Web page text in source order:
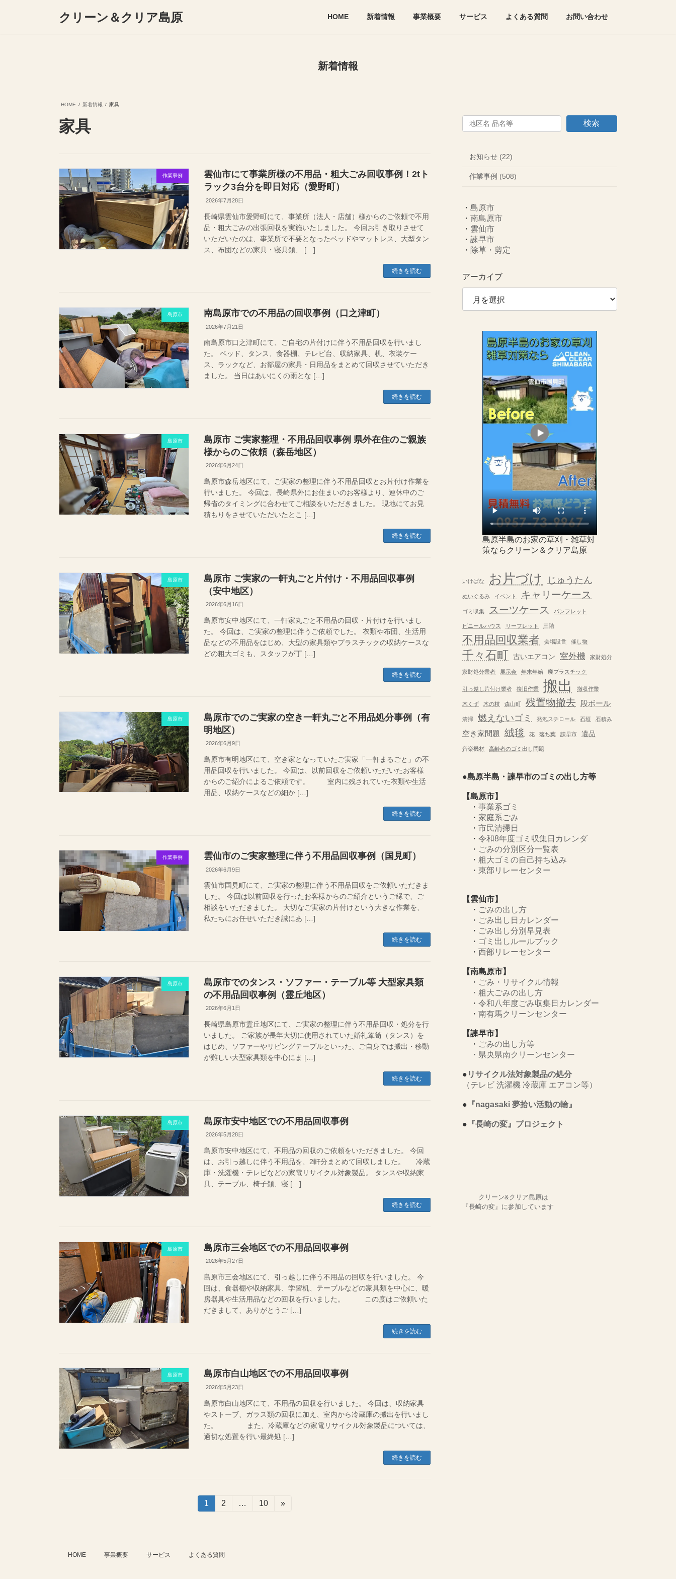
クリーン＆クリア島原 HOME 新着情報 事業概要 サービス よくある質問 お問い合わせ
新着情報
HOME 新着情報 家具
家具
作業事例
雲仙市にて事業所様の不用品・粗大ごみ回収事例！2tト
ラック3台分を即日対応（愛野町）
2026年7月28日
長崎県雲仙市愛野町にて、事業所（法人・店舗）様からのご依頼で不用
品・粗大ごみの出張回収を実施いたしました。 今回お引き取りさせて
いただいたのは、事業所で不要となったベッドやマットレス、大型タン
ス、布団などの家具・寝具類、 […]
続きを読む
島原市 南島原市での不用品の回収事例（口之津町）
2026年7月21日
南島原市口之津町にて、ご自宅の片付けに伴う不用品回収を行いまし
た。 ベッド、タンス、食器棚、テレビ台、収納家具、机、衣装ケー
ス、ラックなど、お部屋の家具・日用品をまとめて回収させていただき
ました。 当日はあいにくの雨とな […]
続きを読む
島原市
島原市 ご実家整理・不用品回収事例 県外在住のご親族
様からのご依頼（森岳地区）
2026年6月24日
島原市森岳地区にて、ご実家の整理に伴う不用品回収とお片付け作業を
行いました。 今回は、長崎県外にお住まいのお客様より、連休中のご
帰省のタイミングに合わせてご相談をいただきました。 現地にてお見
積もりをさせていただいたとこ […]
続きを読む
島原市
島原市 ご実家の一軒丸ごと片付け・不用品回収事例
（安中地区）
2026年6月16日
島原市安中地区にて、一軒家丸ごと不用品の回収・片付けを行いまし
た。 今回は、ご実家の整理に伴うご依頼でした。 衣類や布団、生活用
品などの不用品をはじめ、大型の家具類やプラスチックの収納ケースな
どの粗大ゴミも、スタッフが丁 […]
続きを読む
島原市
島原市でのご実家の空き一軒丸ごと不用品処分事例（有
明地区）
2026年6月9日
島原市有明地区にて、空き家となっていたご実家「一軒まるごと」の不
用品回収を行いました。 今回は、以前回収をご依頼いただいたお客様
からのご紹介によるご依頼です。 室内に残されていた衣類や生活
用品、収納ケースなどの細か […]
続きを読む
作業事例 雲仙市のご実家整理に伴う不用品回収事例（国見町）
2026年6月9日
雲仙市国見町にて、ご実家の整理に伴う不用品回収をご依頼いただきま
した。 今回は以前回収を行ったお客様からのご紹介というご縁で、ご
相談をいただきました。 大切なご実家の片付けという大きな作業を、
私たちにお任せいただき誠にあ […]
続きを読む
島原市
島原市でのタンス・ソファー・テーブル等 大型家具類
の不用品回収事例（霊丘地区）
2026年6月1日
長崎県島原市霊丘地区にて、ご実家の整理に伴う不用品回収・処分を行
いました。 ご家族が長年大切に使用されていた婚礼箪笥（タンス）を
はじめ、ソファーやリビングテーブルといった、ご自身では搬出・移動
が難しい大型家具類を中心にま […]
続きを読む
島原市 島原市安中地区での不用品回収事例
2026年5月28日
島原市安中地区にて、不用品の回収のご依頼をいただきました。 今回
は、お引っ越しに伴う不用品を、2軒分まとめて回収しました。 冷蔵
庫・洗濯機・テレビなどの家電リサイクル対象製品。 タンスや収納家
具、テーブル、椅子類、寝 […]
続きを読む
島原市 島原市三会地区での不用品回収事例
2026年5月27日
島原市三会地区にて、引っ越しに伴う不用品の回収を行いました。 今
回は、食器棚や収納家具、学習机、テーブルなどの家具類を中心に、暖
房器具や生活用品などの回収を行いました。 この度はご依頼いた
だきまして、ありがとうご […]
続きを読む
島原市 島原市白山地区での不用品回収事例
2026年5月23日
島原市白山地区にて、不用品の回収を行いました。 今回は、収納家具
やストーブ、ガラス類の回収に加え、室内から冷蔵庫の搬出を行いまし
た。 また、冷蔵庫などの家電リサイクル対象製品については、
適切な処置を行い最終処 […]
続きを読む
固
定
1
固
2 …
固
10 »
検索
お知らせ (22)
作業事例 (508)
・島原市
・南島原市
・ 雲仙市
・諫早市
・ 除草・剪定
アーカイブ
島原半島のお家の草刈・雑草対
策ならクリーン＆クリア島原
いけばな お片づけ じゅうたん
ぬいぐるみ イベント キャリーケース
ゴミ収集 スーツケース パンフレット
ビニールハウス リーフレット 三階
不用品回収業者 会場設営 催し物
千々石町 古いエアコン 室外機 家財処分
家財処分業者 展示会 年末年始 廃プラスチック
引っ越し片付け業者 復旧作業 搬出 撤収作業
木くず 木の枝 森山町 残置物撤去 段ボール
清掃 燃えないゴミ 発泡スチロール 石垣 石積み
空き家問題 絨毯 花 落ち葉 諌早市 遺品
音楽機材 高齢者のゴミ出し問題
●島原半島・諫早市のゴミの出し方等
【島原市】
・事業系ゴミ
・ 家庭系ごみ
・市民清掃日
・令和8年度ゴミ収集日カレンダ
・ ごみの分別区分一覧表
・粗大ゴミの自己持ち込み
・東部リレーセンター
【雲仙市】
・ ごみの出し方
・ ごみ出し日カレンダー
・ ごみ出し分別早見表
・ ゴミ出しルールブック
・西部リレーセンター
【南島原市】
・ ごみ・リサイクル情報
・粗大ごみの出し方
・令和八年度ごみ収集日カレンダー
・南有馬クリーンセンター
【諫早市】
・ ごみの出し方等
・ 県央県南クリーンセンター
● リサイクル法対象製品の処分
（テレビ 洗濯機 冷蔵庫 エアコン等）
● 『nagasaki 夢拾い活動の輪』
● 『長崎の変』プロジェクト
クリーン&クリア島原は
『長崎の変』に参加しています
HOME 事業概要 サービス よくある質問